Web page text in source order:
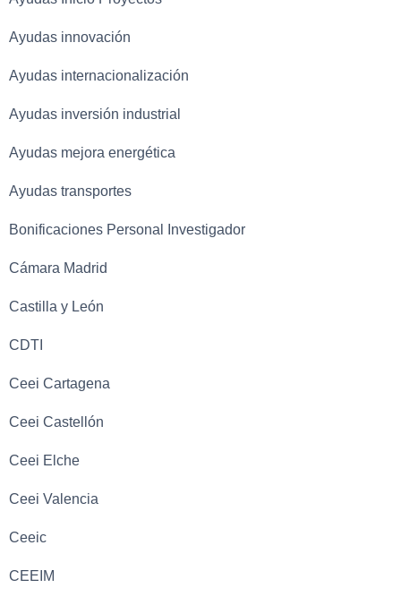
Ayudas innovación
Ayudas internacionalización
Ayudas inversión industrial
Ayudas mejora energética
Ayudas transportes
Bonificaciones Personal Investigador
Cámara Madrid
Castilla y León
CDTI
Ceei Cartagena
Ceei Castellón
Ceei Elche
Ceei Valencia
Ceeic
CEEIM